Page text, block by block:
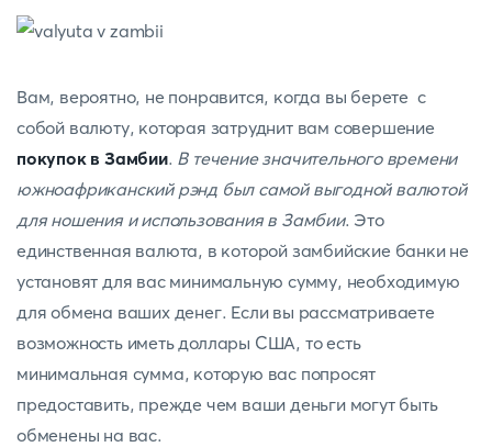
Вам, вероятно, не понравится, когда вы берете с
собой валюту, которая затруднит вам совершение
покупок в Замбии. В течение значительного времени
южноафриканский рэнд был самой выгодной валютой
для ношения и использования в Замбии. Это
единственная валюта, в которой замбийские банки не
установят для вас минимальную сумму, необходимую
для обмена ваших денег. Если вы рассматриваете
возможность иметь доллары США, то есть
минимальная сумма, которую вас попросят
предоставить, прежде чем ваши деньги могут быть
обменены на вас.